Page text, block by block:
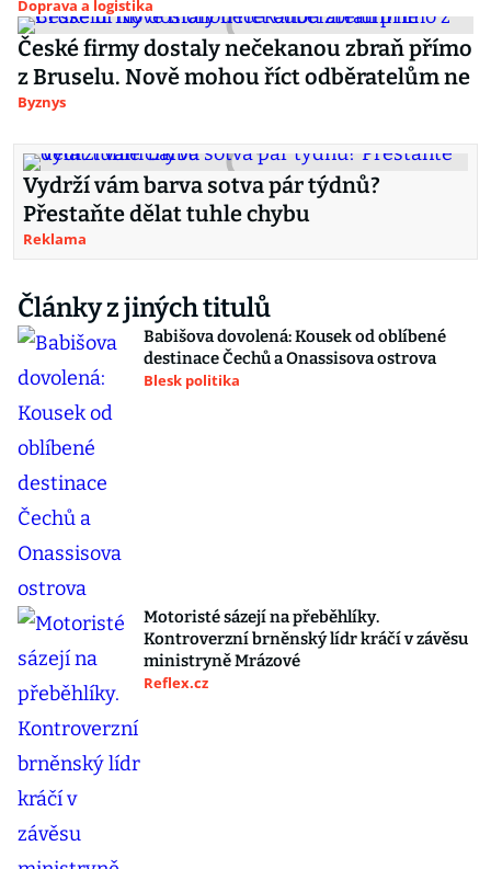
Doprava a logistika
České firmy dostaly nečekanou zbraň přímo
z Bruselu. Nově mohou říct odběratelům ne
Byznys
Vydrží vám barva sotva pár týdnů?
Přestaňte dělat tuhle chybu
Reklama
Články z jiných titulů
Babišova dovolená: Kousek od oblíbené
destinace Čechů a Onassisova ostrova
Blesk politika
Motoristé sázejí na přeběhlíky.
Kontroverzní brněnský lídr kráčí v závěsu
ministryně Mrázové
Reflex.cz